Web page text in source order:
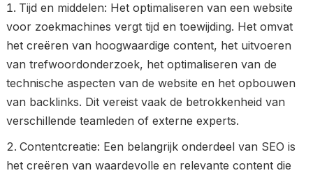
Tijd en middelen: Het optimaliseren van een website
voor zoekmachines vergt tijd en toewijding. Het omvat
het creëren van hoogwaardige content, het uitvoeren
van trefwoordonderzoek, het optimaliseren van de
technische aspecten van de website en het opbouwen
van backlinks. Dit vereist vaak de betrokkenheid van
verschillende teamleden of externe experts.
Contentcreatie: Een belangrijk onderdeel van SEO is
het creëren van waardevolle en relevante content die